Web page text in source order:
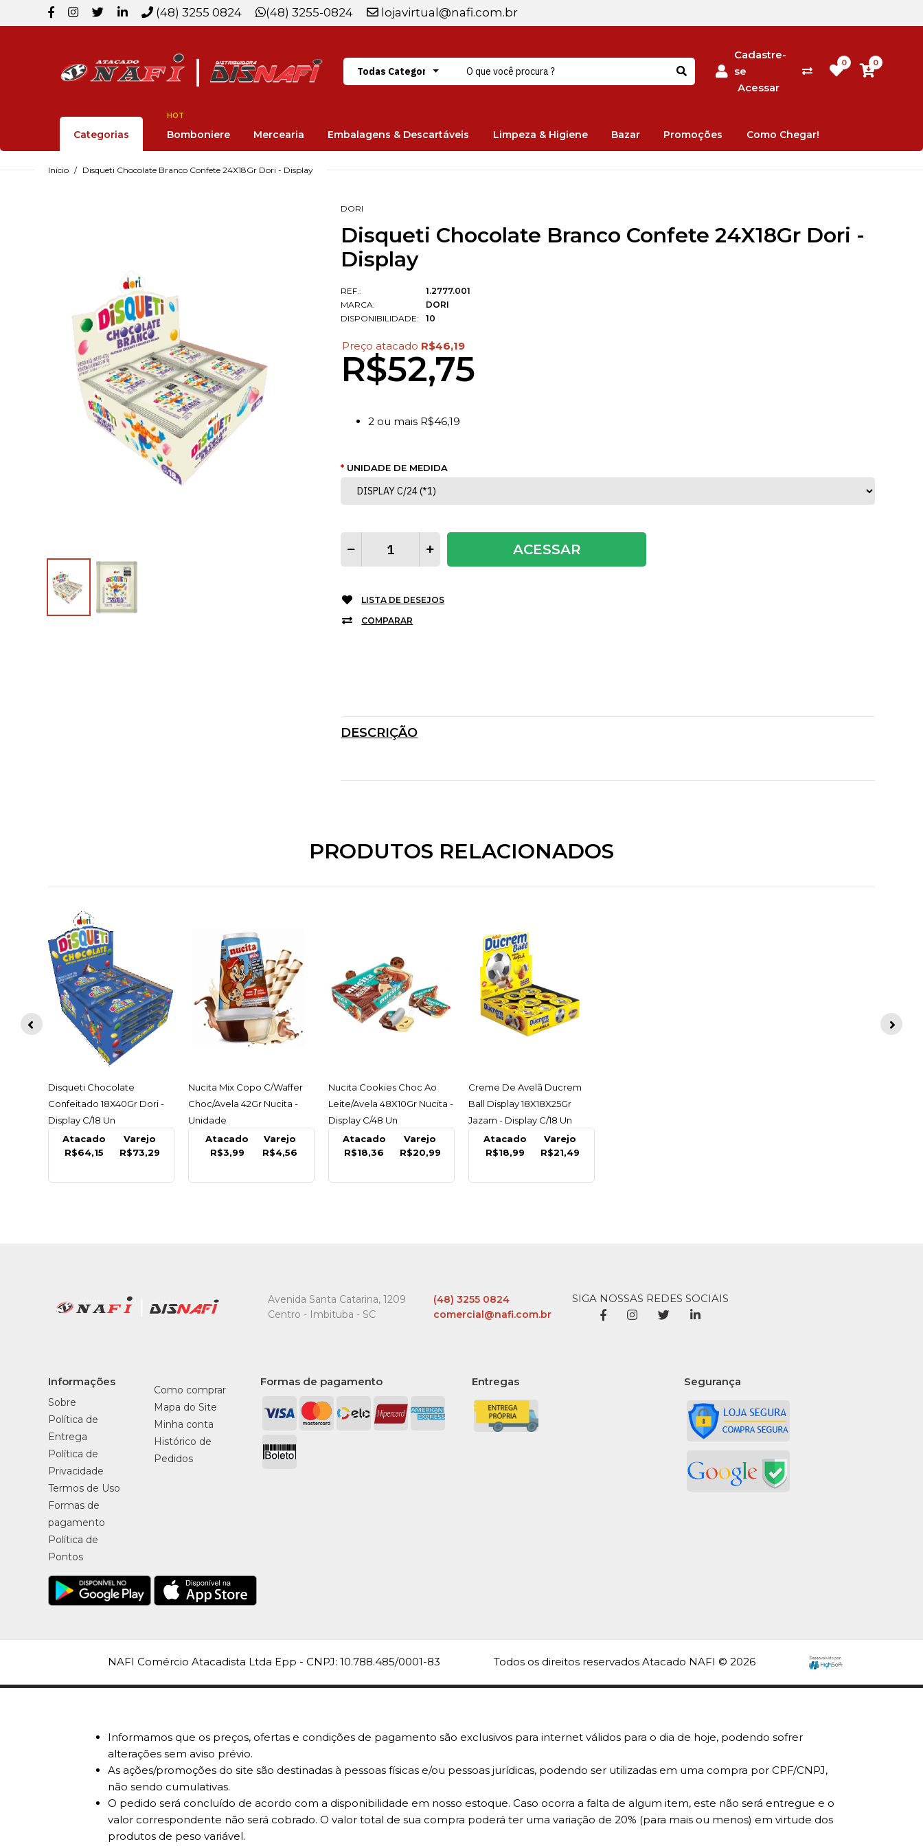
(48) 3255 0824 (48) 3255-0824 lojavirtual@nafi.com.br
Cadastre-
se
Acessar
0 0
Categorias Bomboniere
HOT
Mercearia Embalagens & Descartáveis Limpeza & Higiene Bazar Promoções Como Chegar!
Início Disqueti Chocolate Branco Confete 24X18Gr Dori - Display
DORI
Disqueti Chocolate Branco Confete 24X18Gr Dori -
Display
REF.:
MARCA:
DISPONIBILIDADE:
1.2777.001
DORI
10
Preço atacado R$46,19
R$52,75
2 ou mais R$46,19
UNIDADE DE MEDIDA
ACESSAR
LISTA DE DESEJOS
COMPARAR
DESCRIÇÃO
PRODUTOS RELACIONADOS
ACESSAR
Disqueti Chocolate
Confeitado 18X40Gr Dori -
Display C/18 Un
Atacado
R$64,15
Varejo
R$73,29
ACESSAR
Nucita Mix Copo C/Waffer
Choc/Avela 42Gr Nucita -
Unidade
Atacado
R$3,99
Varejo
R$4,56
ACESSAR
Nucita Cookies Choc Ao
Leite/Avela 48X10Gr Nucita -
Display C/48 Un
Atacado
R$18,36
Varejo
R$20,99
ACESSAR
Creme De Avelã Ducrem
Ball Display 18X18X25Gr
Jazam - Display C/18 Un
Atacado
R$18,99
Varejo
R$21,49
Avenida Santa Catarina, 1209
Centro - Imbituba - SC
(48) 3255 0824
comercial@nafi.com.br
SIGA NOSSAS REDES SOCIAIS
Informações
Sobre
Política de
Entrega
Política de
Privacidade
Termos de Uso
Formas de
pagamento
Política de
Pontos
Como comprar
Mapa do Site
Minha conta
Histórico de
Pedidos
Formas de pagamento Entregas Segurança
NAFI Comércio Atacadista Ltda Epp - CNPJ: 10.788.485/0001-83 Todos os direitos reservados Atacado NAFI © 2026
Informamos que os preços, ofertas e condições de pagamento são exclusivos para internet válidos para o dia de hoje, podendo sofrer
alterações sem aviso prévio.
As ações/promoções do site são destinadas à pessoas físicas e/ou pessoas jurídicas, podendo ser utilizadas em uma compra por CPF/CNPJ,
não sendo cumulativas.
O pedido será concluído de acordo com a disponibilidade em nosso estoque. Caso ocorra a falta de algum item, este não será entregue e o
valor correspondente não será cobrado. O valor total de sua compra poderá ter uma variação de 20% (para mais ou menos) em virtude dos
produtos de peso variável.